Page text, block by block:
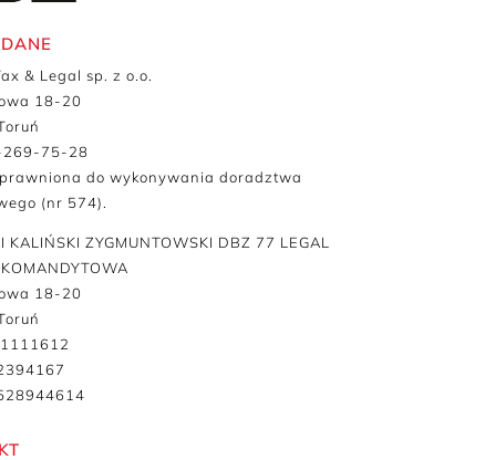
& Legal sp. z o.o.
18-20
269-75-28
do wykonywania doradztwa
(nr 574).
KALIŃSKI ZYGMUNTOWSKI DBZ 77 LEGAL
18-20